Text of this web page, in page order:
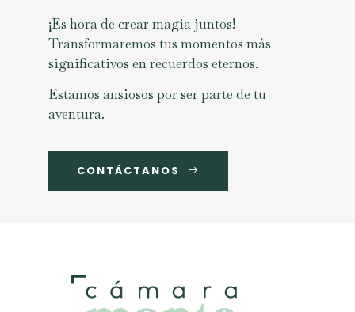
¡Es hora de crear magia juntos!
Transformaremos tus momentos más
significativos en recuerdos eternos.
Estamos ansiosos por ser parte de tu
aventura.
CONTÁCTANOS